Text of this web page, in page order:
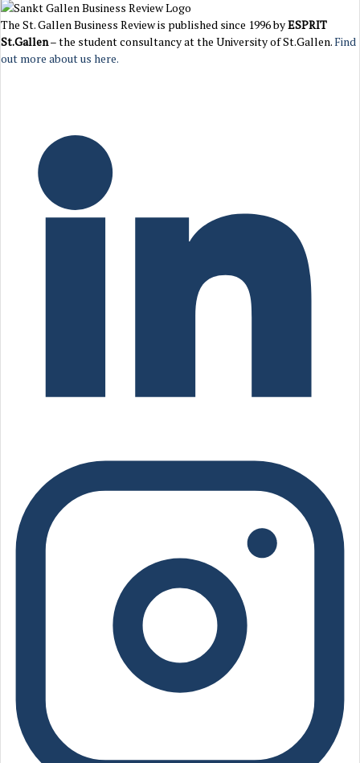
The St. Gallen Business Review is published since 1996 byESPRIT
St.Gallen– the student consultancy at the University of St.Gallen.Find
out more about us here.